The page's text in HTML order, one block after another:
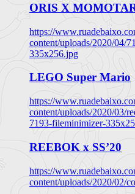
ORIS X
https://
content/uploads/2020/04/
335x256.jpg
LEGO Super Mario
https://
content/uploads/2020/03/
7193-fileminimizer-
REEBOK x SS’20
https://
content/uploads/2020/02/